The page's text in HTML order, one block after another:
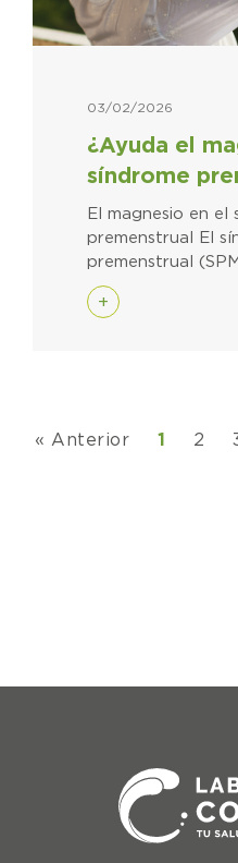
¿Ayuda el
síndrome
03/02/2026
El magnesio en el
premenstrual El
premenstrual
+
« Anterior 1 2